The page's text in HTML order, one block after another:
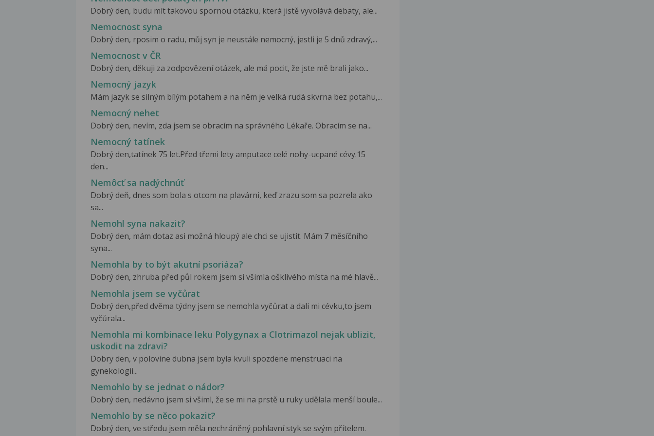
Dobrý den, budu mít takovou spornou otázku, která jistě vyvolává debaty, ale...
Nemocnost syna
Dobrý den, rposim o radu, můj syn je neustále nemocný, jestli je 5 dnů zdravý,...
Nemocnost v ČR
Dobrý den, děkuji za zodpovězení otázek, ale má pocit, že jste mě brali jako...
Nemocný jazyk
Mám jazyk se silným bílým potahem a na něm je velká rudá skvrna bez potahu,...
Nemocný nehet
Dobrý den, nevím, zda jsem se obracím na správného Lékaře. Obracím se na...
Nemocný tatínek
Dobrý den,tatínek 75 let.Před třemi lety amputace celé nohy-ucpané cévy.15
den...
Nemôcť sa nadýchnúť
Dobrý deň, dnes som bola s otcom na plavárni, keď zrazu som sa pozrela ako
sa...
Nemohl syna nakazit?
Dobrý den, mám dotaz asi možná hloupý ale chci se ujistit. Mám 7 měsíčního
syna...
Nemohla by to být akutní psoriáza?
Dobrý den, zhruba před půl rokem jsem si všimla ošklivého místa na mé hlavě...
Nemohla jsem se vyčůrat
Dobrý den,před dvěma týdny jsem se nemohla vyčůrat a dali mi cévku,to jsem
vyčůrala...
Nemohla mi kombinace leku Polygynax a Clotrimazol nejak ublizit,
uskodit na zdravi?
Dobry den, v polovine dubna jsem byla kvuli spozdene menstruaci na
gynekologii...
Nemohlo by se jednat o nádor?
Dobrý den, nedávno jsem si všiml, že se mi na prstě u ruky udělala menší boule...
Nemohlo by se něco pokazit?
Dobrý den, ve středu jsem měla nechráněný pohlavní styk se svým přítelem.